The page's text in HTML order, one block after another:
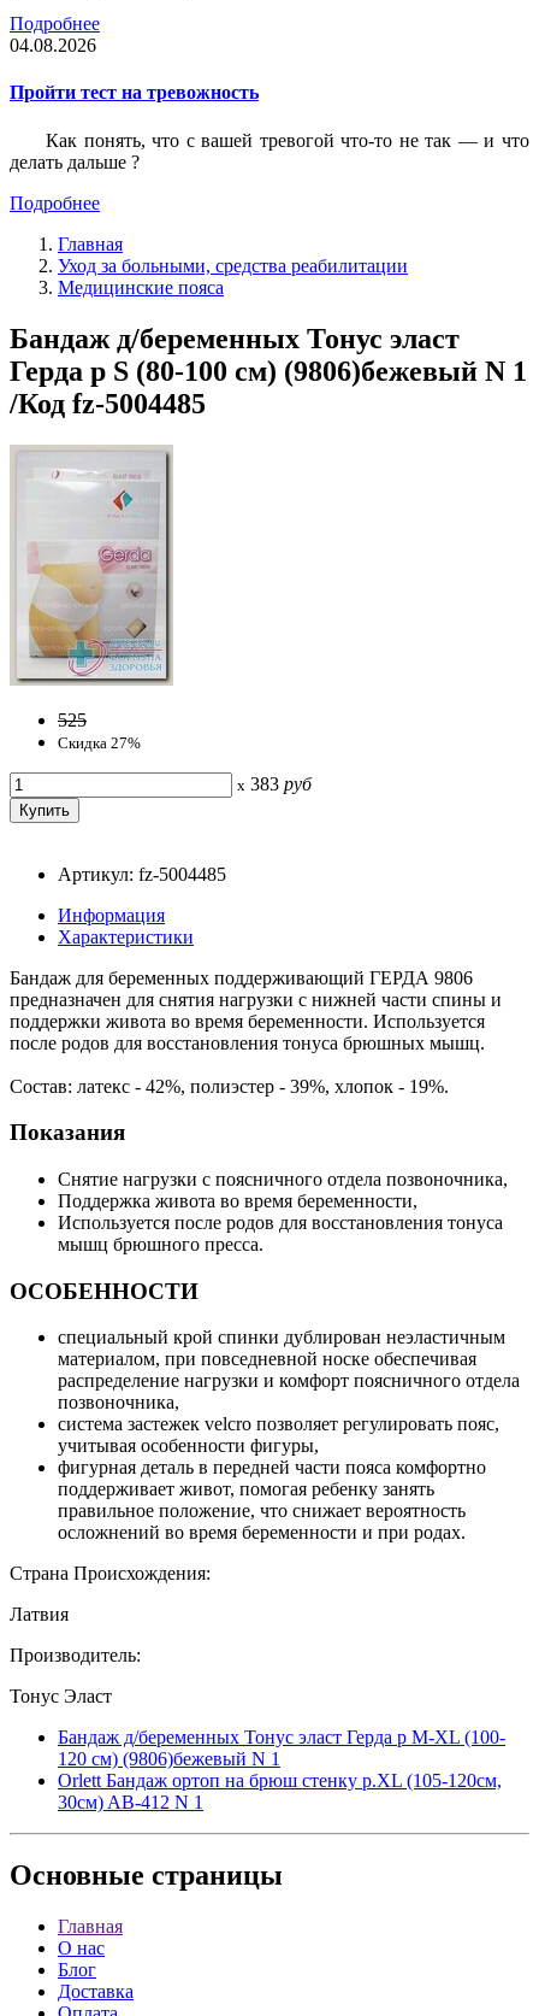
Подробнее
04.08.2026
Пройти тест на тревожность
Как понять, что с вашей тревогой что-то не так — и что
делать дальше ?
Подробнее
Главная
Уход за больными, средства реабилитации
Медицинские пояса
Бандаж д/беременных Тонус эласт
Герда р S (80-100 см) (9806)бежевый N 1
/Код fz-5004485
525
Скидка 27%
x 383 руб
Артикул: fz-5004485
Информация
Характеристики
Бандаж для беременных поддерживающий ГЕРДА 9806
предназначен для снятия нагрузки с нижней части спины и
поддержки живота во время беременности. Используется
после родов для восстановления тонуса брюшных мышц.
Состав: латекс - 42%, полиэстер - 39%, хлопок - 19%.
Показания
Снятие нагрузки с поясничного отдела позвоночника,
Поддержка живота во время беременности,
Используется после родов для восстановления тонуса
мышц брюшного пресса.
ОСОБЕННОСТИ
специальный крой спинки дублирован неэластичным
материалом, при повседневной носке обеспечивая
распределение нагрузки и комфорт поясничного отдела
позвоночника,
система застежек velcro позволяет регулировать пояс,
учитывая особенности фигуры,
фигурная деталь в передней части пояса комфортно
поддерживает живот, помогая ребенку занять
правильное положение, что снижает вероятность
осложнений во время беременности и при родах.
Страна Происхождения:
Латвия
Производитель:
Тонус Эласт
Бандаж д/беременных Тонус эласт Герда р M-XL (100-
120 см) (9806)бежевый N 1
Orlett Бандаж ортоп на брюш стенку р.XL (105-120см,
30см) AB-412 N 1
Основные страницы
Главная
О нас
Блог
Доставка